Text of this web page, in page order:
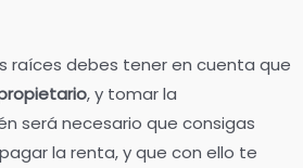
raíces debes tener en cuenta que
, y tomar la
será necesario que consigas
la renta, y que con ello te